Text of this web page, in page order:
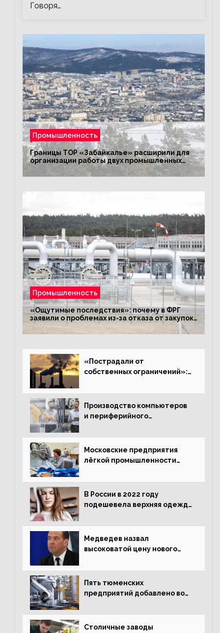
Говоря…
Промышленность
Границы ТОР «Забайкалье» расширили для
организации работы двух промышленных
предприятий
Промышленность
«Ощутимые последствия»: почему в ФРГ
заявили о проблемах из-за отказа от закупок
российского газа
«Пострадали от
собственных ограничений»:
промышленности
Производство компьютеров
и периферийного
Московские предприятия
лёгкой промышленности
В России в 2022 году
подешевела верхняя одежда
Медведев назвал
высоковатой цену нового
Пять тюменских
предприятий добавлено во
туризма
Столичные заводы